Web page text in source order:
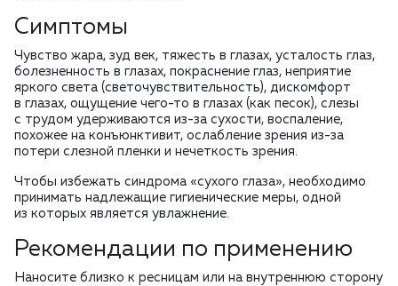
Симптомы
Чувство жара, зуд век, тяжесть в глазах, усталость глаз,
болезненность в глазах, покраснение глаз, неприятие
яркого света (светочувствительность), дискомфорт
в глазах, ощущение чего-то в глазах (как песок), слезы
с трудом удерживаются из-за сухости, воспаление,
похожее на конъюнктивит, ослабление зрения из-за
потери слезной пленки и нечеткость зрения.
Чтобы избежать синдрома «сухого глаза», необходимо
принимать надлежащие гигиенические меры, одной
из которых является увлажнение.
Рекомендации по применению
Наносите близко к ресницам или на внутреннюю сторону